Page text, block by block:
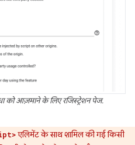
को आज़माने के लिए रजिस्ट्रेशन पेज.
एलिमेंट के साथ शामिल की गई किसी